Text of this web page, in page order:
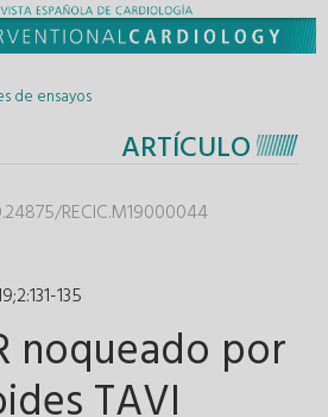
de ensayos
ARTÍCULO
RECIC.M19000044
:131-135
noqueado por